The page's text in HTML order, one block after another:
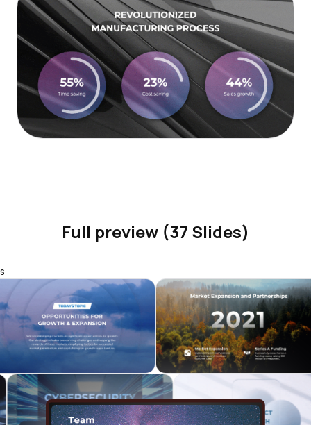
Full preview (37 Slides)
s